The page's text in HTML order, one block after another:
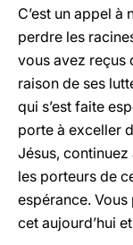
C’est un appel à
perdre les
vous avez reçus
raison de ses
qui s’est faite
porte à exceller
Jésus, continuez
les porteurs de
espérance.
cet aujourd’hui